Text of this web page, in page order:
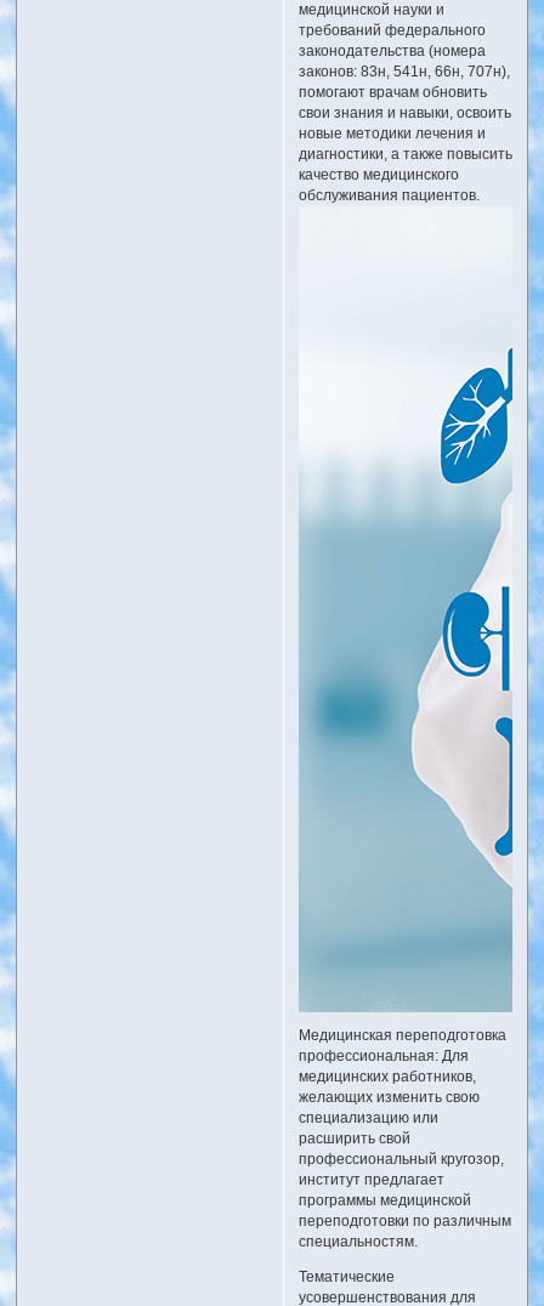
медицинской науки и
требований федерального
законодательства (номера
законов: 83н, 541н, 66н, 707н),
помогают врачам обновить
свои знания и навыки, освоить
новые методики лечения и
диагностики, а также повысить
качество медицинского
обслуживания пациентов.
Медицинская переподготовка
профессиональная: Для
медицинских работников,
желающих изменить свою
специализацию или
расширить свой
профессиональный кругозор,
институт предлагает
программы медицинской
переподготовки по различным
специальностям.
Тематические
усовершенствования для